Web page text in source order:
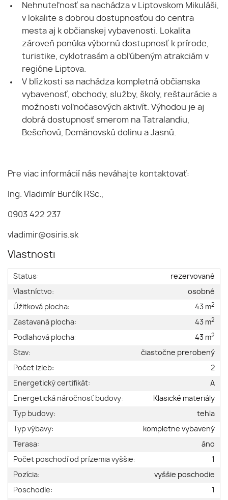
Nehnuteľnosť sa nachádza v Liptovskom Mikuláši,
v lokalite s dobrou dostupnosťou do centra
mesta aj k občianskej vybavenosti. Lokalita
zároveň ponúka výbornú dostupnosť k prírode,
turistike, cyklotrasám a obľúbeným atrakciám v
regióne Liptova.
V blízkosti sa nachádza kompletná občianska
vybavenosť, obchody, služby, školy, reštaurácie a
možnosti voľnočasových aktivít. Výhodou je aj
dobrá dostupnosť smerom na Tatralandiu,
Bešeňovú, Demänovskú dolinu a Jasnú.
Pre viac informácií nás neváhajte kontaktovať:
Ing. Vladimír Burčík RSc.,
0903 422 237
vladimir@osiris.sk
Vlastnosti
Status:
rezervované
Vlastníctvo:
osobné
Úžitková plocha:
43 m2
Zastavaná plocha: 43 m2
Podlahová plocha: 43 m2
Stav:
čiastočne prerobený
Počet izieb:
2
Energetický certifikát:
A
Energetická náročnosť budovy:
Klasické materiály
Typ budovy:
tehla
Typ výbavy:
kompletne vybavený
Terasa:
áno
Počet poschodí od prízemia vyššie:
1
Pozícia:
vyššie poschodie
Poschodie:
1